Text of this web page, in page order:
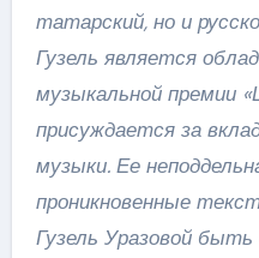
татарский, но и
Гузель является
музыкальной премии
присуждается за
музыки. Ее
проникновенные
Гузель Уразовой